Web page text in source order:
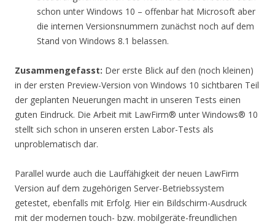
schon unter Windows 10 – offenbar hat Microsoft aber
die internen Versionsnummern zunächst noch auf dem
Stand von Windows 8.1 belassen.
Zusammengefasst: Der erste Blick auf den (noch kleinen)
in der ersten Preview-Version von Windows 10 sichtbaren Teil
der geplanten Neuerungen macht in unseren Tests einen
guten Eindruck. Die Arbeit mit LawFirm® unter Windows® 10
stellt sich schon in unseren ersten Labor-Tests als
unproblematisch dar.
Parallel wurde auch die Lauffähigkeit der neuen LawFirm
Version auf dem zugehörigen Server-Betriebssystem
getestet, ebenfalls mit Erfolg. Hier ein Bildschirm-Ausdruck
mit der modernen touch- bzw. mobilgeräte-freundlichen